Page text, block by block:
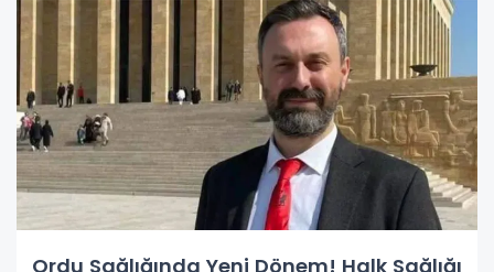
Ordu Sağlığında Yeni Dönem! Halk Sağlığı